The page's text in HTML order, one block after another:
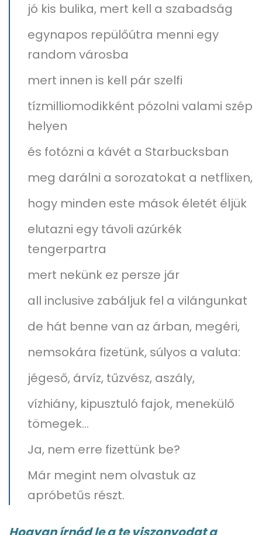
jó kis bulika, mert kell a szabadság
egynapos repülőútra menni egy
random városba
mert innen is kell pár szelfi
tízmilliomodikként pózolni valami szép
helyen
és fotózni a kávét a Starbucksban
meg darálni a sorozatokat a netflixen,
hogy minden este mások életét éljük
elutazni egy távoli azúrkék
tengerpartra
mert nekünk ez persze jár
all inclusive zabáljuk fel a vilángunkat
de hát benne van az árban, megéri,
nemsokára fizetünk, súlyos a valuta:
jégeső, árvíz, tűzvész, aszály,
vízhiány, kipusztuló fajok, menekülő
tömegek…
Ja, nem erre fizettünk be?
Már megint nem olvastuk az
apróbetűs részt.